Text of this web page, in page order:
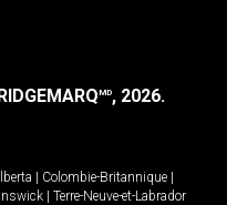
MD, 2026.
| Colombie-Britannique |
| Terre-Neuve-et-Labrador